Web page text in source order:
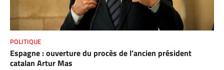
POLITIQUE
Espagne : ouverture du procès de l’ancien président
catalan Artur Mas